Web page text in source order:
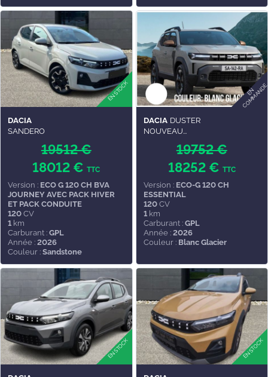
DACIA
SANDERO
19512 €
18012 €TTC
Version : ECO G 120 CH BVA
JOURNEY AVEC PACK HIVER
ET PACK CONDUITE
120 CV
1 km
Carburant : GPL
Année : 2026
Couleur : Sandstone
DACIA DUSTER
NOUVEAU...
19752 €
18252 € TTC
Version : ECO-G 120 CH
ESSENTIAL
120CV
1km
Carburant : GPL
Année : 2026
Couleur : Blanc Glacier